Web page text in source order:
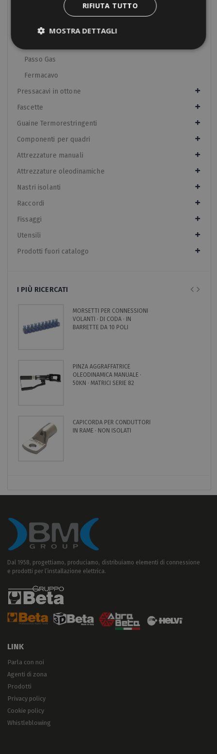
Pressacavi in nylon
Passo Metrico
Passo Gas
Fermacavo
Pressacavi in ottone
Fascette
Guaine Termorestringenti
Componenti per quadri
Attrezzature manuali
Attrezzature oleodinamiche
Nastri isolanti
Raccordi
Fissaggi
Utensili
Prodotti fuori catalogo
I PIÙ RICERCATI
MORSETTI PER CONNESSIONI
VOLANTI · DI CODA · IN
BARRETTE DA 10 POLI
PINZA AGGRAFFATRICE
OLEODINAMICA MANUALE ·
50KN · MATRICI SERIE 82
CAPICORDA PER CONDUTTORI
IN RAME · NON ISOLATI
Dal 1958, progettiamo, produciamo, distribuiamo elementi di connessione
e prodotti per l’installazione elettrica.
LINK
Parla con noi
Agenti di zona
Prodotti
Privacy policy
Cookie policy
Whistleblowing
RIFIUTA TUTTO
MOSTRA DETTAGLI